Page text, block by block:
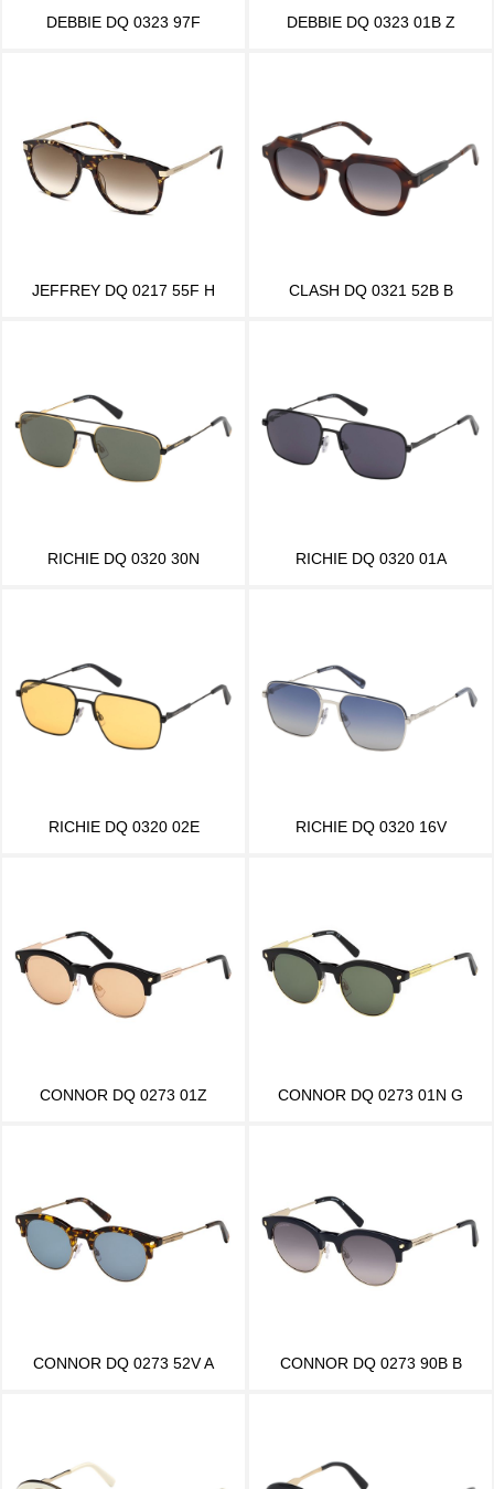
DEBBIE DQ 0323 97F DEBBIE DQ 0323 01B Z
JEFFREY DQ 0217 55F H CLASH DQ 0321 52B B
RICHIE DQ 0320 30N RICHIE DQ 0320 01A
RICHIE DQ 0320 02E RICHIE DQ 0320 16V
CONNOR DQ 0273 01Z CONNOR DQ 0273 01N G
CONNOR DQ 0273 52V A CONNOR DQ 0273 90B B